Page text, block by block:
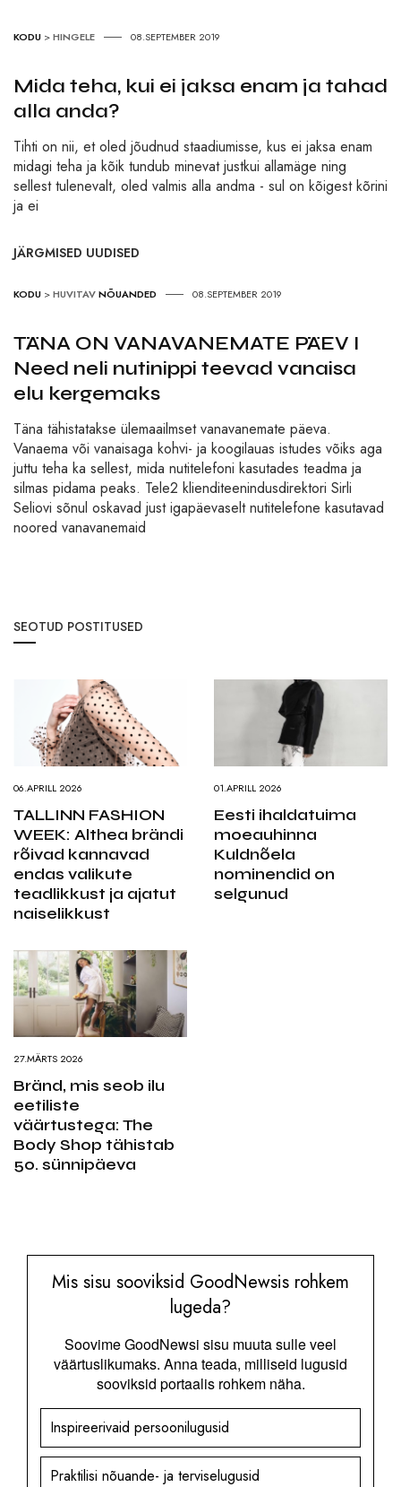
KODU >HINGELE 08.SEPTEMBER 2019
Mida teha, kui ei jaksa enam ja tahad
alla anda?
Tihti on nii, et oled jõudnud staadiumisse, kus ei jaksa enam
midagi teha ja kõik tundub minevat justkui allamäge ning
sellest tulenevalt, oled valmis alla andma - sul on kõigest kõrini
ja ei
JÄRGMISED UUDISED
KODU >HUVITAVNÕUANDED 08.SEPTEMBER 2019
TÄNA ON VANAVANEMATE PÄEV I
Need neli nutinippi teevad vanaisa
elu kergemaks
Täna tähistatakse ülemaailmset vanavanemate päeva.
Vanaema või vanaisaga kohvi- ja koogilauas istudes võiks aga
juttu teha ka sellest, mida nutitelefoni kasutades teadma ja
silmas pidama peaks. Tele2 klienditeenindusdirektori Sirli
Seliovi sõnul oskavad just igapäevaselt nutitelefone kasutavad
noored vanavanemaid
SEOTUD POSTITUSED
06.APRILL 2026
TALLINN FASHION
WEEK: Althea brändi
rõivad kannavad
endas valikute
teadlikkust ja ajatut
naiselikkust
01.APRILL 2026
Eesti ihaldatuima
moeauhinna
Kuldnõela
nominendid on
selgunud
27.MÄRTS 2026
Bränd, mis seob ilu
eetiliste
väärtustega: The
Body Shop tähistab
50. sünnipäeva
Mis sisu sooviksid GoodNewsis rohkem
lugeda?
Soovime GoodNewsi sisu muuta sulle veel
väärtuslikumaks. Anna teada, milliseid lugusid
sooviksid portaalis rohkem näha.
Inspireerivaid persoonilugusid
Praktilisi nõuande- ja terviselugusid